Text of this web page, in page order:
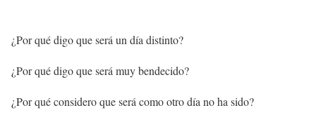
¿Por qué digo que será un día distinto?
¿Por qué digo que será muy bendecido?
¿Por qué considero que será como otro día no ha sido?